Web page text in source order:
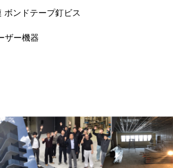
ボンドテープ釘ビス
ザー機器